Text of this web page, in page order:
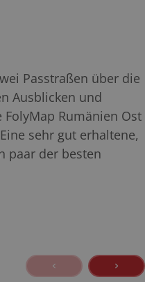
Passtraßen über die
Ausblicken und
Rumänien Ost
sehr gut erhaltene,
paar der besten